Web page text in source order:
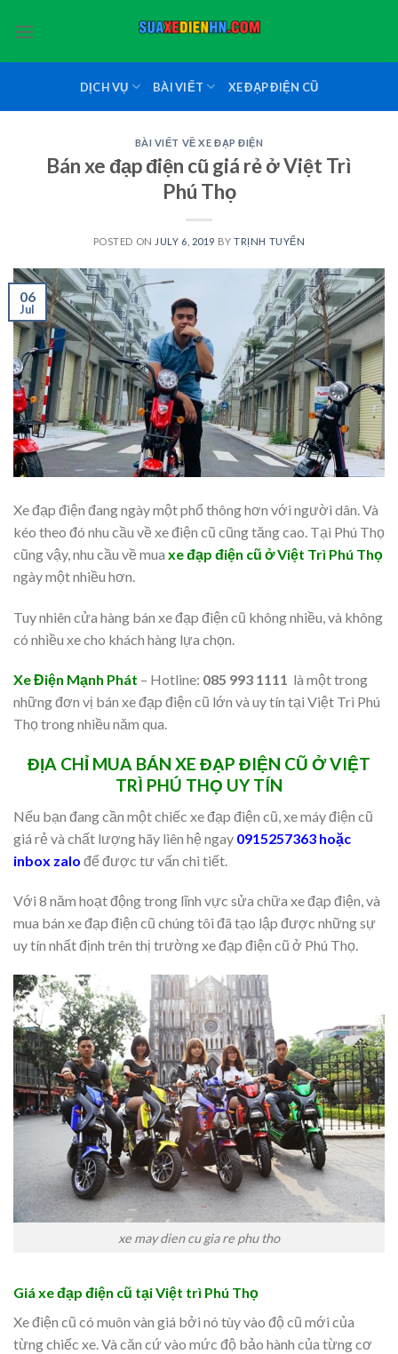
DỊCH VỤ BÀI VIẾT XE ĐẠP ĐIỆN CŨ
BÀI VIẾT VỀ XE ĐẠP ĐIỆN
Bán xe đạp điện cũ giá rẻ ở Việt Trì
Phú Thọ
POSTED ON JULY 6, 2019 BYTRỊNH TUYỂN
06
Jul
Xe đạp điện đang ngày một phổ thông hơn với người dân. Và
kéo theo đó nhu cầu về xe điện cũ cũng tăng cao. Tại Phú Thọ
cũng vậy, nhu cầu về mua xe đạp điện cũ ở Việt Trì Phú Thọ
ngày một nhiều hơn.
Tuy nhiên cửa hàng bán xe đạp điện cũ không nhiều, và không
có nhiều xe cho khách hàng lựa chọn.
Xe Điện Mạnh Phát – Hotline: 085 993 1111 là một trong
những đơn vị bán xe đạp điện cũ lớn và uy tín tại Việt Trì Phú
Thọ trong nhiều năm qua.
ĐỊA CHỈ MUA BÁN XE ĐẠP ĐIỆN CŨ Ở VIỆT
TRÌ PHÚ THỌ UY TÍN
Nếu bạn đang cần một chiếc xe đạp điện cũ, xe máy điện cũ
giá rẻ và chất lượng hãy liên hệ ngay 0915257363 hoặc
inbox zalo để được tư vấn chi tiết.
Với 8 năm hoạt động trong lĩnh vực sửa chữa xe đạp điện, và
mua bán xe đạp điện cũ chúng tôi đã tạo lập được những sự
uy tín nhất định trên thị trường xe đạp điện cũ ở Phú Thọ.
xe may dien cu gia re phu tho
Giá xe đạp điện cũ tại Việt trì Phú Thọ
Xe điện cũ có muôn vàn giá bởi nó tùy vào độ cũ mới của
từng chiếc xe. Và căn cứ vào mức độ bảo hành của từng cơ